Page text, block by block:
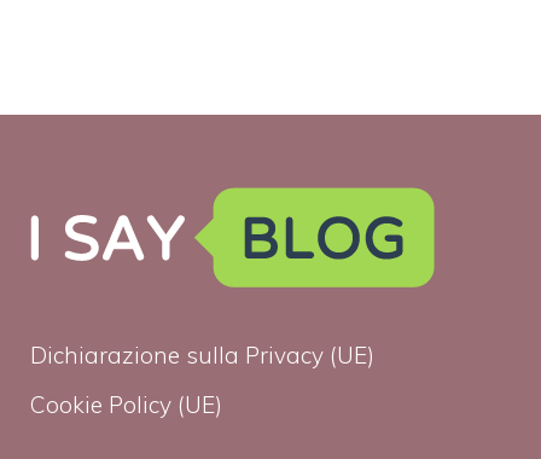
Dichiarazione sulla Privacy (UE)
Cookie Policy (UE)